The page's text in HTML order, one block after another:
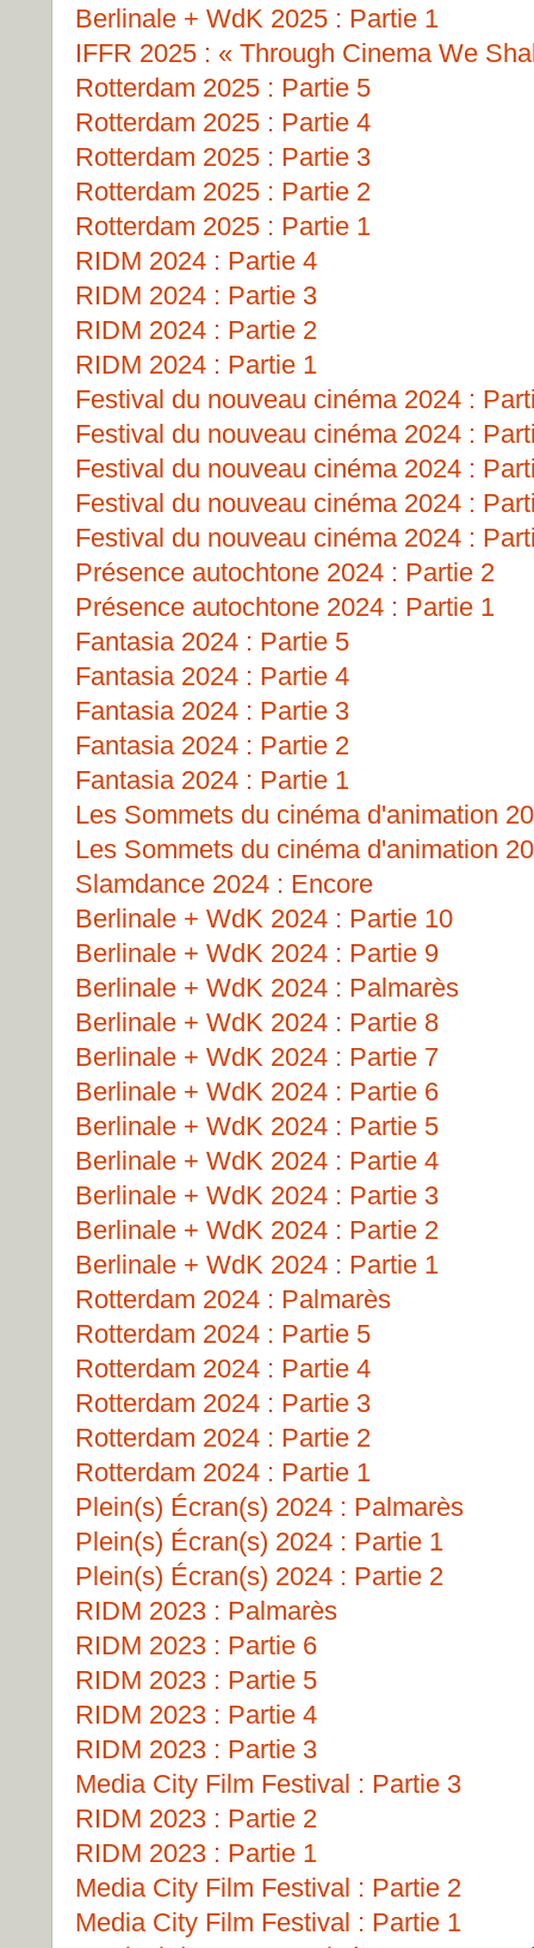
Berlinale + WdK 2025 : Partie 1
IFFR 2025 : « Through Cinema We
Rotterdam 2025 : Partie 5
Rotterdam 2025 : Partie 4
Rotterdam 2025 : Partie 3
Rotterdam 2025 : Partie 2
Rotterdam 2025 : Partie 1
RIDM 2024 : Partie 4
RIDM 2024 : Partie 3
RIDM 2024 : Partie 2
RIDM 2024 : Partie 1
Festival du nouveau cinéma 2024 :
Festival du nouveau cinéma 2024 :
Festival du nouveau cinéma 2024 :
Festival du nouveau cinéma 2024 :
Festival du nouveau cinéma 2024 :
Présence autochtone 2024 : Partie 2
Présence autochtone 2024 : Partie 1
Fantasia 2024 : Partie 5
Fantasia 2024 : Partie 4
Fantasia 2024 : Partie 3
Fantasia 2024 : Partie 2
Fantasia 2024 : Partie 1
Les Sommets du cinéma d'animation
Les Sommets du cinéma d'animation
Slamdance 2024 : Encore
Berlinale + WdK 2024 : Partie 10
Berlinale + WdK 2024 : Partie 9
Berlinale + WdK 2024 : Palmarès
Berlinale + WdK 2024 : Partie 8
Berlinale + WdK 2024 : Partie 7
Berlinale + WdK 2024 : Partie 6
Berlinale + WdK 2024 : Partie 5
Berlinale + WdK 2024 : Partie 4
Berlinale + WdK 2024 : Partie 3
Berlinale + WdK 2024 : Partie 2
Berlinale + WdK 2024 : Partie 1
Rotterdam 2024 : Palmarès
Rotterdam 2024 : Partie 5
Rotterdam 2024 : Partie 4
Rotterdam 2024 : Partie 3
Rotterdam 2024 : Partie 2
Rotterdam 2024 : Partie 1
Plein(s) Écran(s) 2024 : Palmarès
Plein(s) Écran(s) 2024 : Partie 1
Plein(s) Écran(s) 2024 : Partie 2
RIDM 2023 : Palmarès
RIDM 2023 : Partie 6
RIDM 2023 : Partie 5
RIDM 2023 : Partie 4
RIDM 2023 : Partie 3
Media City Film Festival : Partie 3
RIDM 2023 : Partie 2
RIDM 2023 : Partie 1
Media City Film Festival : Partie 2
Media City Film Festival : Partie 1